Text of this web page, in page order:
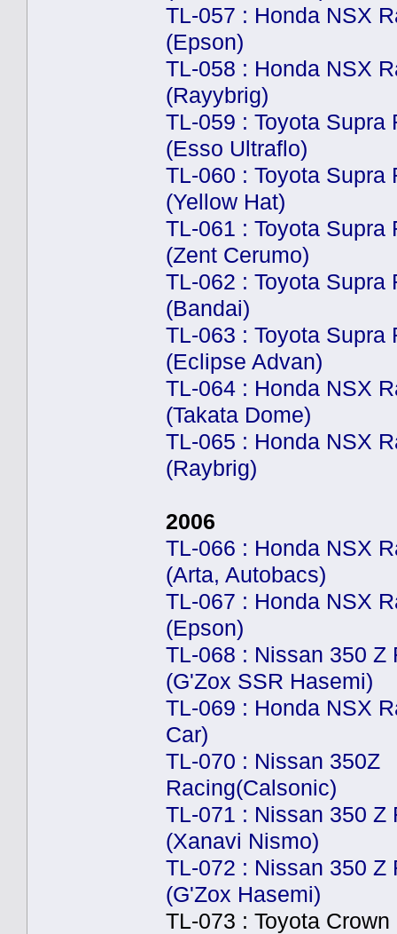
TL-057 : Honda NSX
(Epson)
TL-058 : Honda NSX
(Rayybrig)
TL-059 : Toyota Supra
(Esso Ultraflo)
TL-060 : Toyota Supra
(Yellow Hat)
TL-061 : Toyota Supra
(Zent Cerumo)
TL-062 : Toyota Supra
(Bandai)
TL-063 : Toyota Supra
(Eclipse Advan)
TL-064 : Honda NSX
(Takata Dome)
TL-065 : Honda NSX
(Raybrig)
2006
TL-066 : Honda NSX
(Arta, Autobacs)
TL-067 : Honda NSX
(Epson)
TL-068 : Nissan 350 Z
(G'Zox SSR Hasemi)
TL-069 : Honda NSX
Car)
TL-070 : Nissan 350Z
Racing(Calsonic)
TL-071 : Nissan 350 Z
(Xanavi Nismo)
TL-072 : Nissan 350 Z
(G'Zox Hasemi)
TL-073 : Toyota Crown